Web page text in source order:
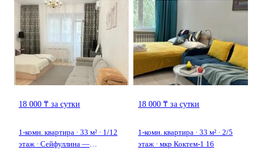
18 000 ₸ за сутки
1-комн. квартира · 33 м² · 1/12
этаж · Сейфуллина —
18 000 ₸ за сутки
1-комн. квартира · 33 м² · 2/5
этаж · мкр Коктем-1 16